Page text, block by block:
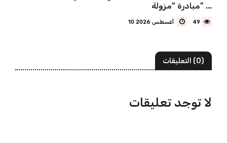
مبادرة "مزولة" ...
49
(0) التعليقات
لا توجد تعليقات